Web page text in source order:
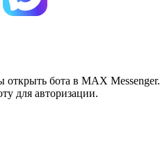
бота в MAX Messenger.
для авторизации.